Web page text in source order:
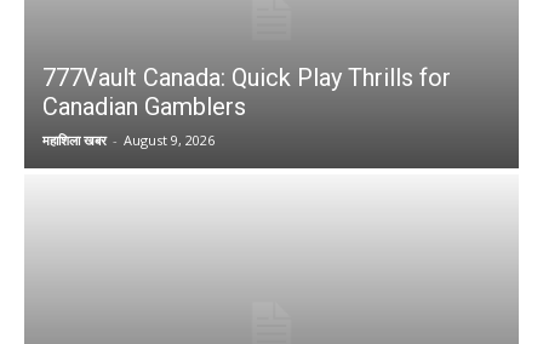
777Vault Canada: Quick Play Thrills for
Canadian Gamblers
महाशिला खबर - August 9, 2026